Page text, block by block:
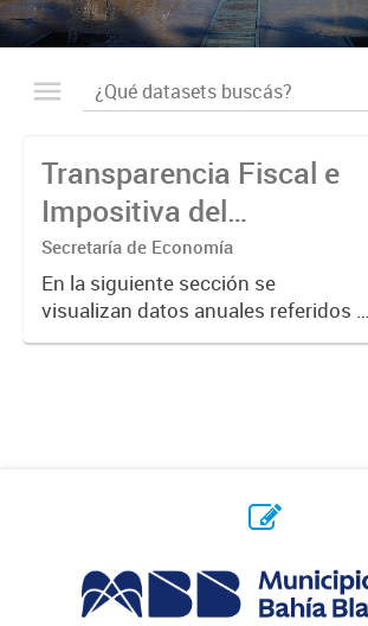
Transparencia Fiscal e
Impositiva del
Municipio. Año 2023
Secretaría de Economía
En la siguiente sección se
visualizan datos anuales referidos a
la transparencia fiscal e impositiva